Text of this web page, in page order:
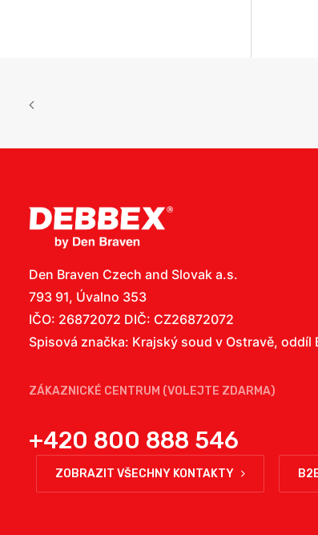
Den Braven Czech and Slovak a.s.
793 91, Úvalno 353
IČO: 26872072 DIČ: CZ26872072
Spisová značka: Krajský soud v Ostravě, oddíl
ZÁKAZNICKÉ CENTRUM (VOLEJTE ZDARMA)
+420 800 888 546
ZOBRAZIT VŠECHNY KONTAKTY